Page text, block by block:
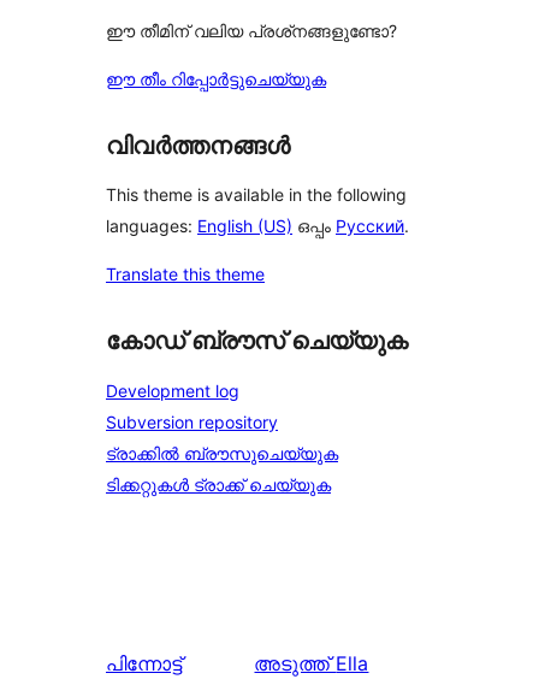
ഈ തീമിന് വലിയ പ്രശ്‌നങ്ങളുണ്ടോ?
ഈ തീം റിപ്പോർട്ടുചെയ്യുക
വിവർത്തനങ്ങൾ
This theme is available in the following
languages: English (US) ഒപ്പം Русский.
Translate this theme
കോഡ് ബ്രൗസ് ചെയ്യുക
Development log
Subversion repository
ട്രാക്കിൽ ബ്രൗസുചെയ്യുക
ടിക്കറ്റുകൾ ട്രാക്ക് ചെയ്യുക
പിന്നോട്ട്
അടുത്ത്Ella